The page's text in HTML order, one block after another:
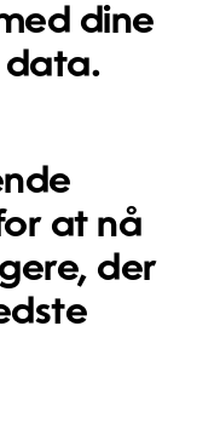
dine
data.
at nå
der